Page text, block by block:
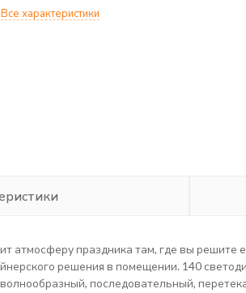
Все характеристики
атмосферу праздника там, где вы
решения в помещении. 140
последовательный,